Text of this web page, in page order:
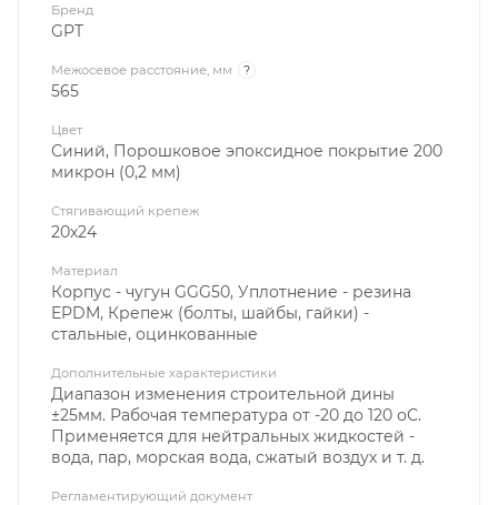
Бренд
GPT
Межосевое расстояние, мм ?
565
Цвет
Синий, Порошковое эпоксидное покрытие 200
микрон (0,2 мм)
Стягивающий крепеж
20х24
Материал
Корпус - чугун GGG50, Уплотнение - резина
EPDM, Крепеж (болты, шайбы, гайки) -
стальные, оцинкованные
Дополнительные характеристики
Диапазон изменения строительной дины
±25мм. Рабочая температура от -20 до 120 оС.
Применяется для нейтральных жидкостей -
вода, пар, морская вода, сжатый воздух и т. д.
Регламентирующий документ